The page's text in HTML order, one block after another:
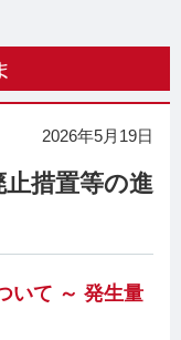
2026年5月19日
措置等の進
いて ～ 発生量